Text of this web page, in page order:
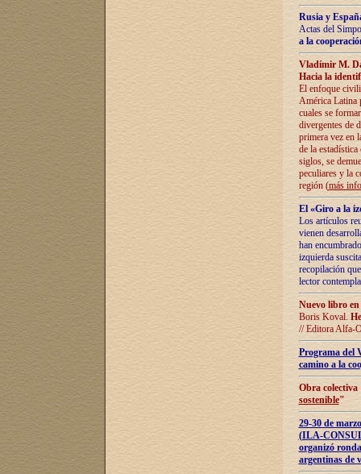
Rusia y
Actas del
a la
Vladímir M.
Hacia la
El enfoque
América Latina
cuales se
divergentes de
primera vez en
de la
siglos, se
peculiares y la
región (más
El «Giro a la
Los artículos
vienen
han
izquierda
recopilación
lector
Nuevo libro
Boris Koval.
// Editora Alfa-
Programa del
camino a la
Obra
sostenible"
29-30 de
(ILA-
organizó
argentinas de